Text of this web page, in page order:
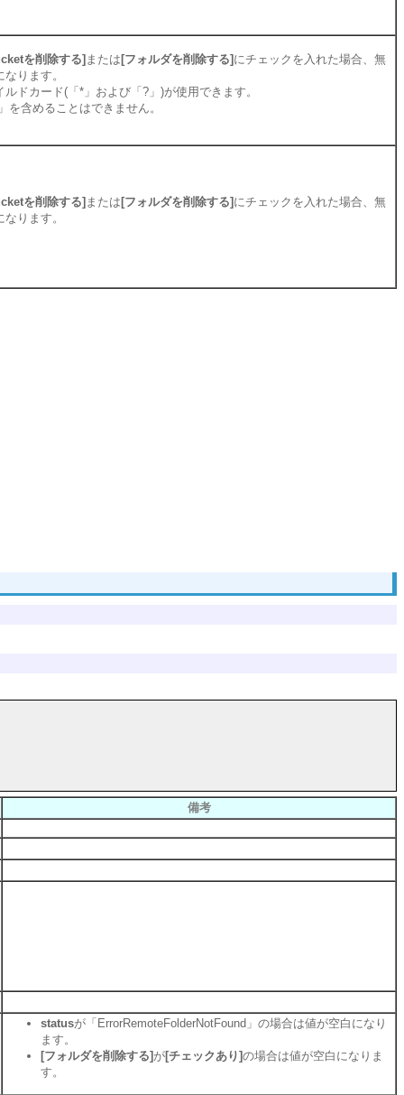
を削除する] または [フォルダを削除する] にチェックを入れた場合、無
なります。
ルドカード(「*」および「?」)が使用できます。
を含めることはできません。
を削除する] または [フォルダを削除する] にチェックを入れた場合、無
なります。
備考
statusが「ErrorRemoteFolderNotFound」の場合は値が空白になり
ます。
[フォルダを削除する] が[チェックあり]の場合は値が空白になりま
す。